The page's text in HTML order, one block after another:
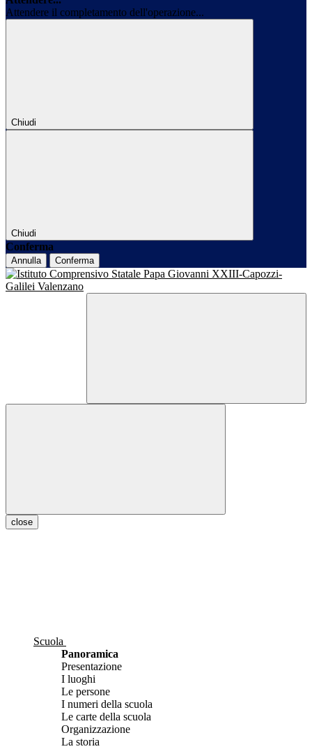
Attendere il completamento dell'operazione...
Chiudi
Chiudi
Conferma
Annulla Conferma
close
Scuola
Panoramica
Presentazione
I luoghi
Le persone
I numeri della scuola
Le carte della scuola
Organizzazione
La storia